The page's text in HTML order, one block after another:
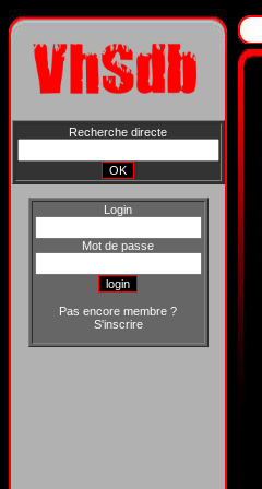
Recherche directe
Login
Mot de passe
Pas encore membre ?
S'inscrire